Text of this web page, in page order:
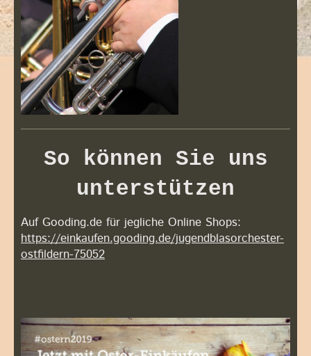
So können Sie uns
unterstützen
Auf Gooding.de für jegliche Online Shops:
https://einkaufen.gooding.de/jugendblasorchester-
ostfildern-75052